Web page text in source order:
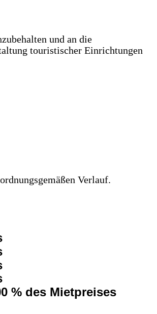
Verlauf.
% des Mietpreises
und an die
touristischer Einrichtungen